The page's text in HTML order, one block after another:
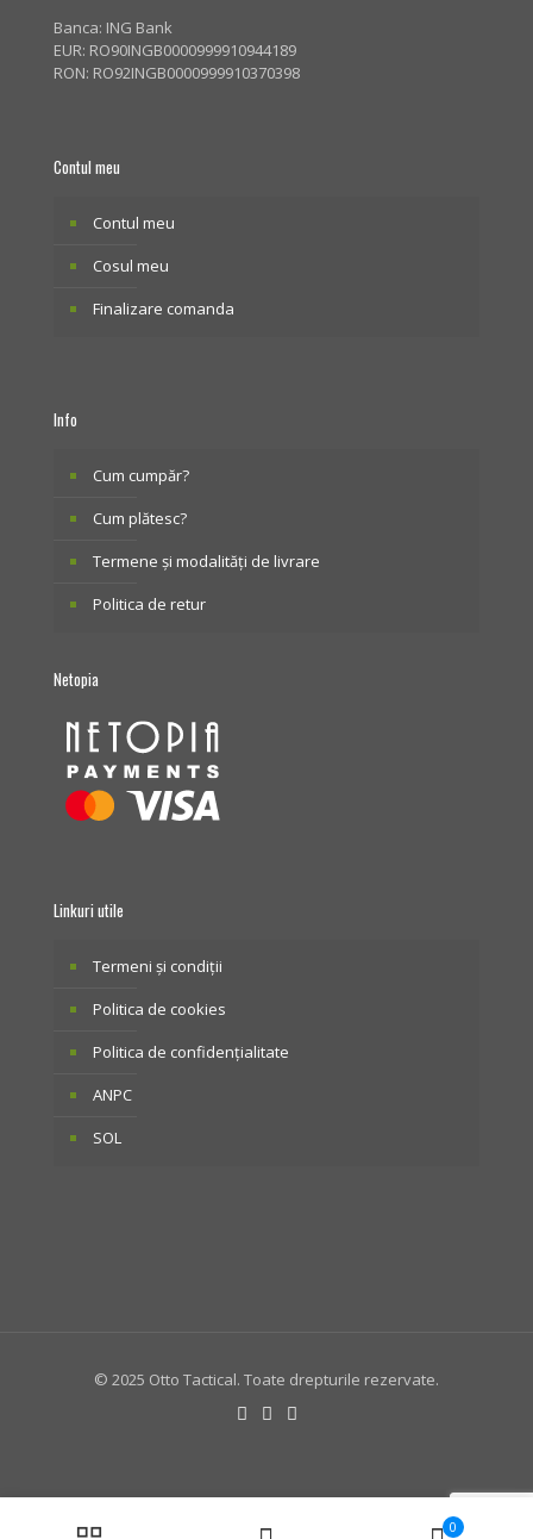
Banca: ING Bank
EUR: RO90INGB0000999910944189
RON: RO92INGB0000999910370398
Contul meu
Contul meu
Cosul meu
Finalizare comanda
Info
Cum cumpăr?
Cum plătesc?
Termene și modalități de livrare
Politica de retur
Netopia
Linkuri utile
Termeni și condiții
Politica de cookies
Politica de confidențialitate
ANPC
SOL
© 2025 Otto Tactical. Toate drepturile rezervate.
0